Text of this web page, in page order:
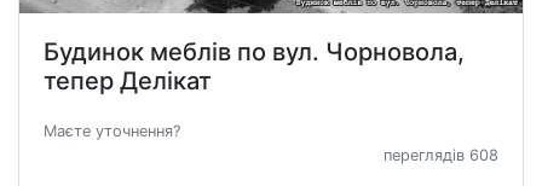
Будинок меблів по вул. Чорновола,
тепер Делікат
Маєте уточнення?
переглядів 608